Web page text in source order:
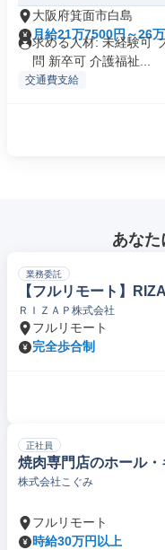
大阪府箕面市白島
月給21万7500円～26
求める人材: 未経験可
問 新卒可 介護福祉...
交通費支給
あなた
業務委託
【フルリモート】
ＲＩＺＡＰ株式会社
フルリモート
完全歩合制
正社員
焼肉専門店のホール・
株式会社こぐみ
フルリモート
時給30万円以上